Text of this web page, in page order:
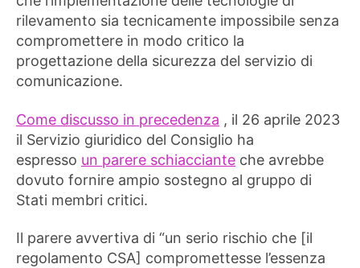
rilevamento sia tecnicamente impossibile senza
compromettere in modo critico la
progettazione della sicurezza del servizio di
comunicazione.
Come discusso in precedenza , il 26 aprile 2023
il Servizio giuridico del Consiglio ha
espresso un parere schiacciante che avrebbe
dovuto fornire ampio sostegno al gruppo di
Stati membri critici.
Il parere avvertiva di “un serio rischio che [il
regolamento CSA] compromettesse l’essenza